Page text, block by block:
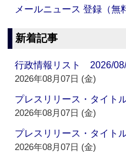
メールニュース 登録（無
新着記事
行政情報リスト 2026/
2026年08月07日 (金)
プレスリリース・タイト
2026年08月07日 (金)
プレスリリース・タイト
2026年08月07日 (金)